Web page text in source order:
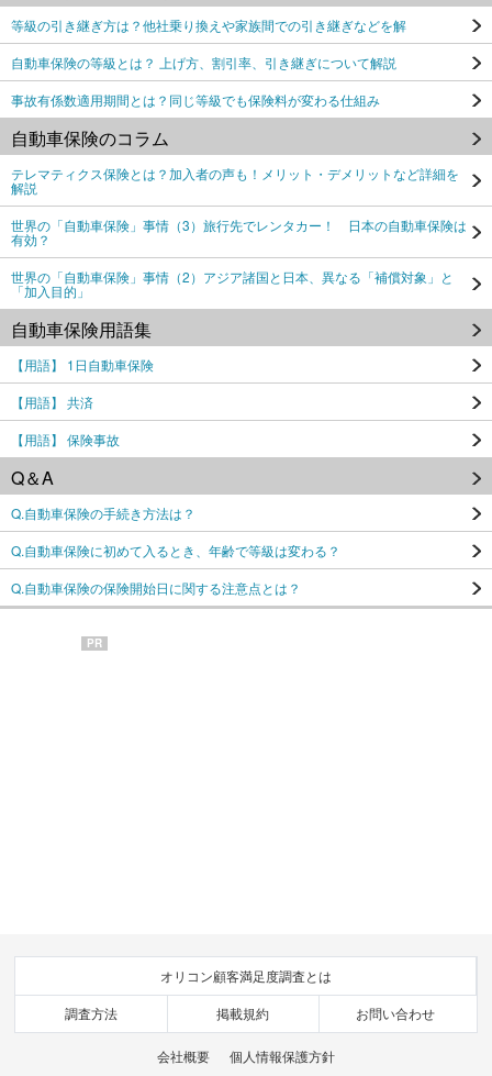
等級の引き継ぎ方は？他社乗り換えや家族間での引き継ぎなどを解
自動車保険の等級とは？ 上げ方、割引率、引き継ぎについて解説
事故有係数適用期間とは？同じ等級でも保険料が変わる仕組み
自動車保険のコラム
テレマティクス保険とは？加入者の声も！メリット・デメリットなど詳細を
解説
世界の「自動車保険」事情（3）旅行先でレンタカー！ 日本の自動車保険は
有効？
世界の「自動車保険」事情（2）アジア諸国と日本、異なる「補償対象」と
「加入目的」
自動車保険用語集
【用語】 1日自動車保険
【用語】 共済
【用語】 保険事故
Q＆A
Q.自動車保険の手続き方法は？
Q.自動車保険に初めて入るとき、年齢で等級は変わる？
Q.自動車保険の保険開始日に関する注意点とは？
PR
オリコン顧客満足度調査とは
調査方法 掲載規約 お問い合わせ
会社概要 個人情報保護方針